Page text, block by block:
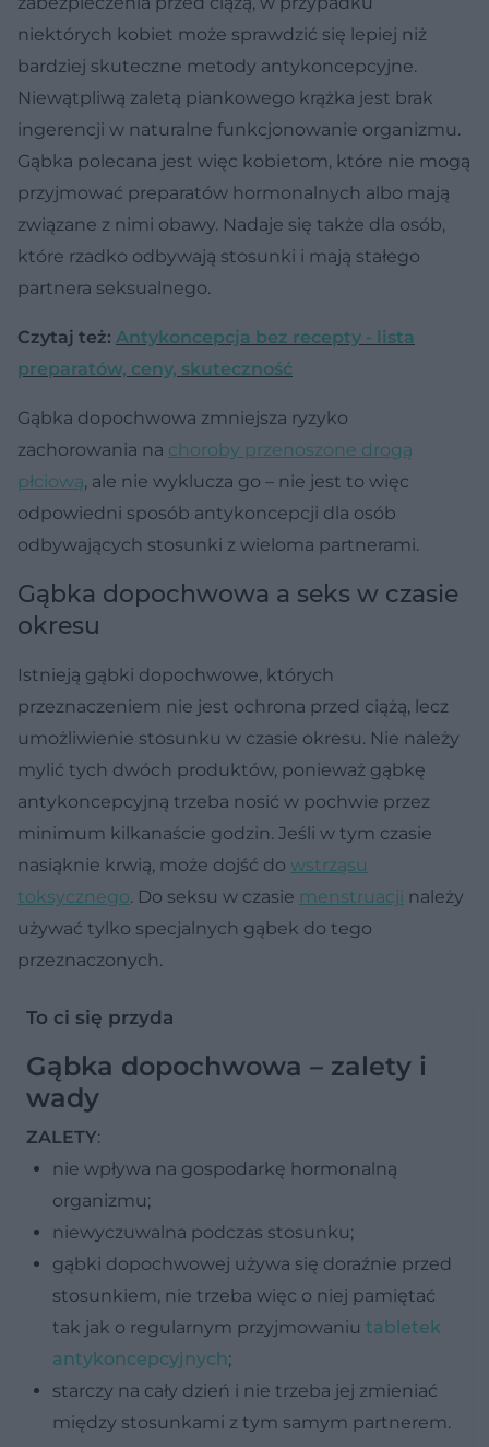
niektórych kobiet może sprawdzić się lepiej niż
bardziej skuteczne metody antykoncepcyjne.
Niewątpliwą zaletą piankowego krążka jest brak
ingerencji w naturalne funkcjonowanie organizmu.
Gąbka polecana jest więc kobietom, które nie mogą
przyjmować preparatów hormonalnych albo mają
związane z nimi obawy. Nadaje się także dla osób,
które rzadko odbywają stosunki i mają stałego
partnera seksualnego.
Czytaj też: Antykoncepcja bez recepty - lista
preparatów, ceny, skuteczność
Gąbka dopochwowa zmniejsza ryzyko
zachorowania na choroby przenoszone drogą
płciową, ale nie wyklucza go – nie jest to więc
odpowiedni sposób antykoncepcji dla osób
odbywających stosunki z wieloma partnerami.
Gąbka dopochwowa a seks w czasie
okresu
Istnieją gąbki dopochwowe, których
przeznaczeniem nie jest ochrona przed ciążą, lecz
umożliwienie stosunku w czasie okresu. Nie należy
mylić tych dwóch produktów, ponieważ gąbkę
antykoncepcyjną trzeba nosić w pochwie przez
minimum kilkanaście godzin. Jeśli w tym czasie
nasiąknie krwią, może dojść do wstrząsu
toksycznego. Do seksu w czasie menstruacji należy
używać tylko specjalnych gąbek do tego
przeznaczonych.
To ci się przyda
Gąbka dopochwowa – zalety i
wady
ZALETY:
nie wpływa na gospodarkę hormonalną
organizmu;
niewyczuwalna podczas stosunku;
gąbki dopochwowej używa się doraźnie przed
stosunkiem, nie trzeba więc o niej pamiętać
tak jak o regularnym przyjmowaniu tabletek
antykoncepcyjnych;
starczy na cały dzień i nie trzeba jej zmieniać
między stosunkami z tym samym partnerem.